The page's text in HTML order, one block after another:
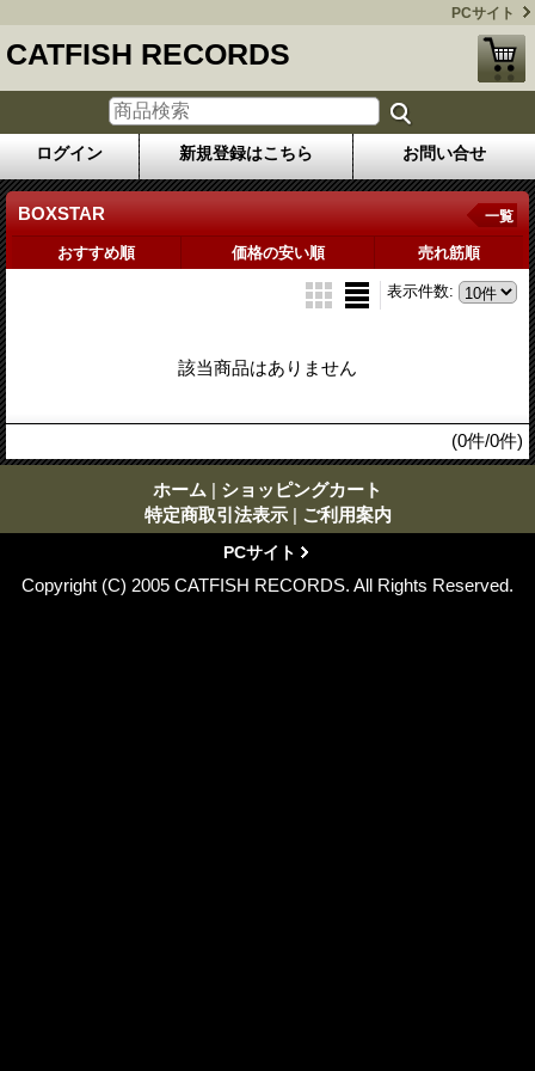
PCサイト
CATFISH RECORDS
ログイン 新規登録はこちら お問い合せ
BOXSTAR 一覧
おすすめ順 価格の安い順 売れ筋順
表示件数:
該当商品はありません
(0件/0件)
ホーム | ショッピングカート
特定商取引法表示 | ご利用案内
PCサイト
Copyright (C) 2005 CATFISH RECORDS. All Rights Reserved.